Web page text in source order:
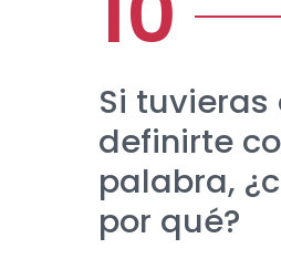
Si tuvieras
definirte
palabra,
por qué?